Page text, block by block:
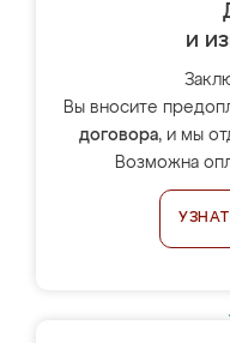
и
Вы вносите
договора, и мы
Возможна